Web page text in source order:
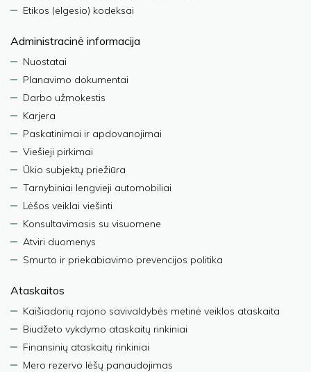
Etikos (elgesio) kodeksai
Administracinė informacija
Nuostatai
Planavimo dokumentai
Darbo užmokestis
Karjera
Paskatinimai ir apdovanojimai
Viešieji pirkimai
Ūkio subjektų priežiūra
Tarnybiniai lengvieji automobiliai
Lėšos veiklai viešinti
Konsultavimasis su visuomene
Atviri duomenys
Smurto ir priekabiavimo prevencijos politika
Ataskaitos
Kaišiadorių rajono savivaldybės metinė veiklos ataskaita
Biudžeto vykdymo ataskaitų rinkiniai
Finansinių ataskaitų rinkiniai
Mero rezervo lėšų panaudojimas